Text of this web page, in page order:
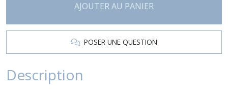
AJOUTER AU PANIER
POSER UNE QUESTION
Description